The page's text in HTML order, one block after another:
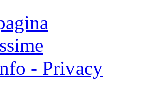
- Privacy